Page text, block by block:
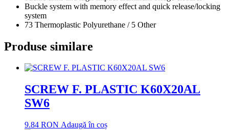
Buckle system with memory effect and quick release/locking
system
73 Thermoplastic Polyurethane / 5 Other
Produse similare
SCREW F. PLASTIC K60X20AL
SW6
9.84 RON Adaugă în coș